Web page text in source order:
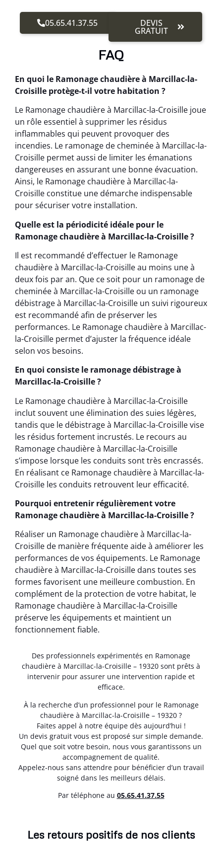
05.65.41.37.55 DEVIS
GRATUIT
FAQ
En quoi le Ramonage chaudière à Marcillac-la-
Croisille protège-t-il votre habitation ?
Le Ramonage chaudière à Marcillac-la-Croisille joue
un rôle essentiel à supprimer les résidus
inflammables qui peuvent provoquer des
incendies. Le ramonage de cheminée à Marcillac-la-
Croisille permet aussi de limiter les émanations
dangereuses en assurant une bonne évacuation.
Ainsi, le Ramonage chaudière à Marcillac-la-
Croisille constitue une démarche indispensable
pour sécuriser votre installation.
Quelle est la périodicité idéale pour le
Ramonage chaudière à Marcillac-la-Croisille ?
Il est recommandé d’effectuer le Ramonage
chaudière à Marcillac-la-Croisille au moins une à
deux fois par an. Que ce soit pour un ramonage de
cheminée à Marcillac-la-Croisille ou un ramonage
débistrage à Marcillac-la-Croisille un suivi rigoureux
est recommandé afin de préserver les
performances. Le Ramonage chaudière à Marcillac-
la-Croisille permet d’ajuster la fréquence idéale
selon vos besoins.
En quoi consiste le ramonage débistrage à
Marcillac-la-Croisille ?
Le Ramonage chaudière à Marcillac-la-Croisille
inclut souvent une élimination des suies légères,
tandis que le débistrage à Marcillac-la-Croisille vise
les résidus fortement incrustés. Le recours au
Ramonage chaudière à Marcillac-la-Croisille
s’impose lorsque les conduits sont très encrassés.
En réalisant ce Ramonage chaudière à Marcillac-la-
Croisille les conduits retrouvent leur efficacité.
Pourquoi entretenir régulièrement votre
Ramonage chaudière à Marcillac-la-Croisille ?
Réaliser un Ramonage chaudière à Marcillac-la-
Croisille de manière fréquente aide à améliorer les
performances de vos équipements. Le Ramonage
chaudière à Marcillac-la-Croisille dans toutes ses
formes favorisent une meilleure combustion. En
complément de la protection de votre habitat, le
Ramonage chaudière à Marcillac-la-Croisille
préserve les équipements et maintient un
fonctionnement fiable.
Des professionnels expérimentés en Ramonage
chaudière à Marcillac-la-Croisille – 19320 sont prêts à
intervenir pour assurer une intervention rapide et
efficace.
À la recherche d’un professionnel pour le Ramonage
chaudière à Marcillac-la-Croisille – 19320 ?
Faites appel à notre équipe dès aujourd’hui !
Un devis gratuit vous est proposé sur simple demande.
Quel que soit votre besoin, nous vous garantissons un
accompagnement de qualité.
Appelez-nous sans attendre pour bénéficier d’un travail
soigné dans les meilleurs délais.
Par téléphone au 05.65.41.37.55
Les retours positifs de nos clients